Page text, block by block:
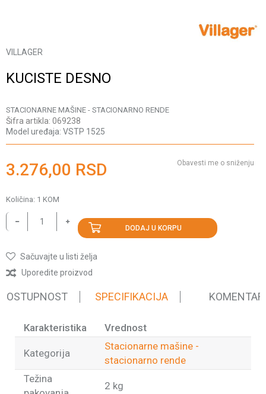
VILLAGER
KUCISTE DESNO
STACIONARNE MAŠINE - STACIONARNO RENDE
Šifra artikla: 069238
Model uređaja: VSTP 1525
3.276,00 RSD Obavesti me o sniženju
Količina: 1 KOM
DODAJ U KORPU
Sačuvajte u listi želja
Uporedite proizvod
SPECIFIKACIJA
Karakteristika Vrednost
Kategorija
Stacionarne mašine -
stacionarno rende
Težina
2 kg